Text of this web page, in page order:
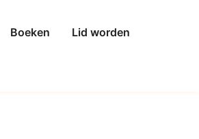
Boeken
Lid worden